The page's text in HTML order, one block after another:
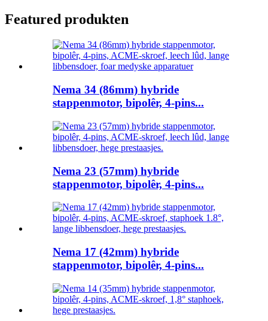
Featured produkten
Nema 34 (86mm) hybride
stappenmotor, bipolêr, 4-pins...
Nema 23 (57mm) hybride
stappenmotor, bipolêr, 4-pins...
Nema 17 (42mm) hybride
stappenmotor, bipolêr, 4-pins...